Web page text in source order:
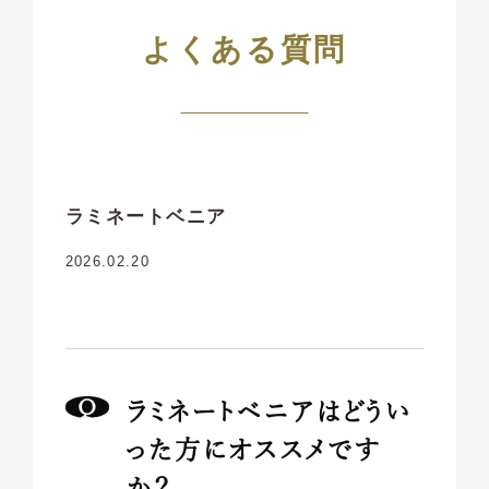
よくある質問
ラミネートベニア
2026.02.20
ラミネートベニアはどうい
った方にオススメです